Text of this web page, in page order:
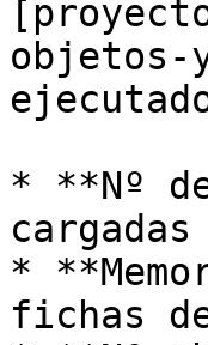
objetos-
* **Nº
*
fichas